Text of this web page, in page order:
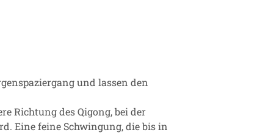
und lassen den
Richtung des Qigong, bei der
Eine feine Schwingung, die bis in